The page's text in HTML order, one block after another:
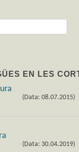
EN LES
(Data: 08.07.2015)
(Data: 30.04.2019)